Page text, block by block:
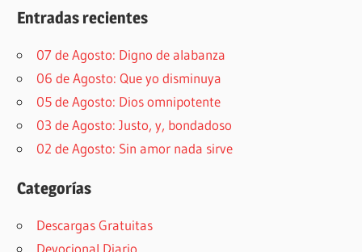
Entradas recientes
07 de Agosto: Digno de alabanza
06 de Agosto: Que yo disminuya
05 de Agosto: Dios omnipotente
03 de Agosto: Justo, y, bondadoso
02 de Agosto: Sin amor nada sirve
Categorías
Descargas Gratuitas
Devocional Diario